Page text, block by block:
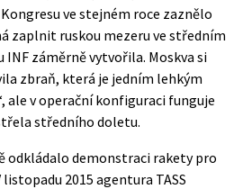
ve stejném roce zaznělo
zaplnit ruskou mezeru ve středním
záměrně vytvořila. Moskva si
zbraň, která je jedním lehkým
ale v operační konfiguraci funguje
středního doletu.
odkládalo demonstraci rakety pro
2015 agentura TASS